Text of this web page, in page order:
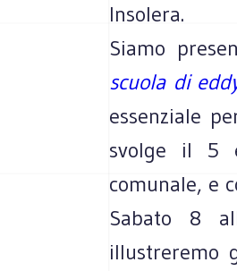
Insolera.
Siamo
scuola di
essenziale
svolge il 5
comunale, e
Sabato 8
illustreremo